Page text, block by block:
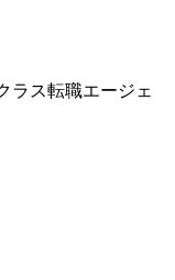
ラス転職エージェ